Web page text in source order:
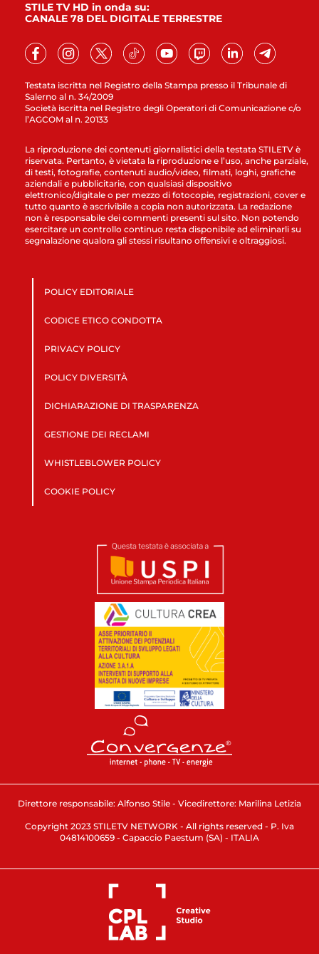
Testata iscritta nel Registro della Stampa presso il Tribunale di
Salerno al n. 34/2009
Società iscritta nel Registro degli Operatori di Comunicazione c/o
l’AGCOM al n. 20133
STILE TV HD in onda su:
CANALE 78 DEL DIGITALE TERRESTRE
La riproduzione dei contenuti giornalistici della testata STILETV è
riservata. Pertanto, è vietata la riproduzione e l’uso, anche parziale,
di testi, fotografie, contenuti audio/video, filmati, loghi, grafiche
aziendali e pubblicitarie, con qualsiasi dispositivo
elettronico/digitale o per mezzo di fotocopie, registrazioni, cover e
tutto quanto è ascrivibile a copia non autorizzata. La redazione
non è responsabile dei commenti presenti sul sito. Non potendo
esercitare un controllo continuo resta disponibile ad eliminarli su
segnalazione qualora gli stessi risultano offensivi e oltraggiosi.
POLICY EDITORIALE
CODICE ETICO CONDOTTA
PRIVACY POLICY
POLICY DIVERSITÀ
DICHIARAZIONE DI TRASPARENZA
GESTIONE DEI RECLAMI
WHISTLEBLOWER POLICY
COOKIE POLICY
Direttore responsabile: Alfonso Stile - Vicedirettore: Marilina Letizia
Copyright 2023 STILETV NETWORK - All rights reserved - P. Iva
04814100659 - Capaccio Paestum (SA) - ITALIA